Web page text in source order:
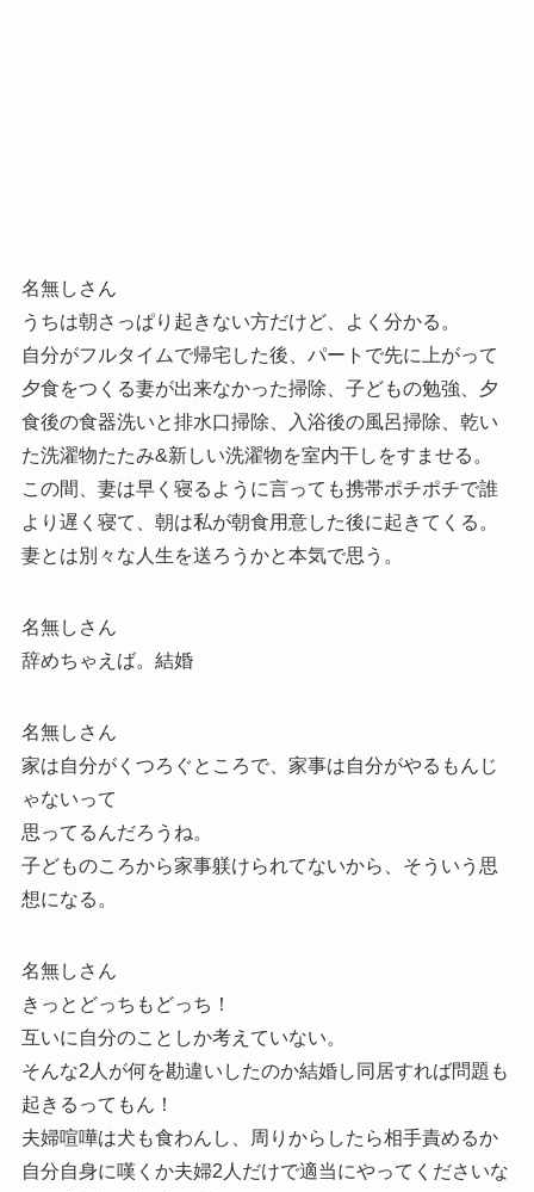
名無しさん
うちは朝さっぱり起きない方だけど、よく分かる。
自分がフルタイムで帰宅した後、パートで先に上がって
夕食をつくる妻が出来なかった掃除、子どもの勉強、夕
食後の食器洗いと排水口掃除、入浴後の風呂掃除、乾い
た洗濯物たたみ&新しい洗濯物を室内干しをすませる。
この間、妻は早く寝るように言っても携帯ポチポチで誰
より遅く寝て、朝は私が朝食用意した後に起きてくる。
妻とは別々な人生を送ろうかと本気で思う。
名無しさん
辞めちゃえば。結婚
名無しさん
家は自分がくつろぐところで、家事は自分がやるもんじ
ゃないって
思ってるんだろうね。
子どものころから家事躾けられてないから、そういう思
想になる。
名無しさん
きっとどっちもどっち！
互いに自分のことしか考えていない。
そんな2人が何を勘違いしたのか結婚し同居すれば問題も
起きるってもん！
夫婦喧嘩は犬も食わんし、周りからしたら相手責めるか
自分自身に嘆くか夫婦2人だけで適当にやってくださいな